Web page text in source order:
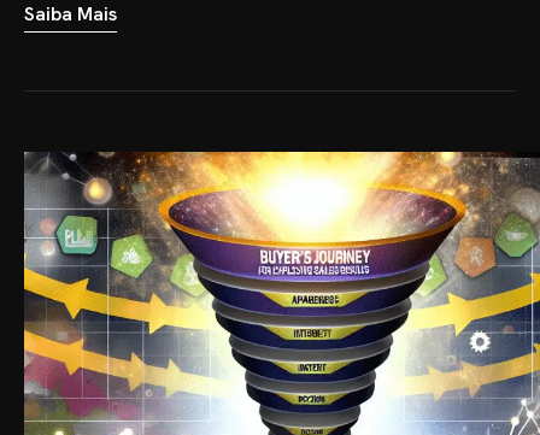
Saiba Mais